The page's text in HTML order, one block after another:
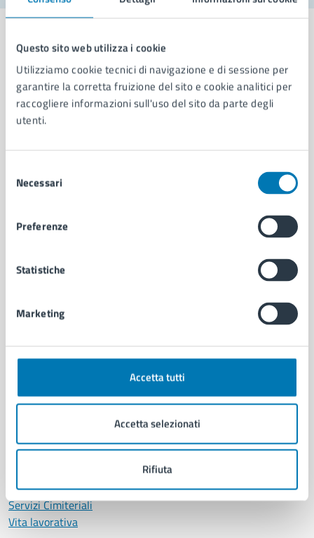
Questo sito web utilizza i cookie
Utilizziamo cookie tecnici di navigazione e di sessione per
garantire la corretta fruizione del sito e cookie analitici per
raccogliere informazioni sull'uso del sito da parte degli
utenti.
delNecessari
Preferenze
Statistiche
Marketing
Accetta tutti
Accetta selezionati
Rifiuta
Comune di Napoli
AMMINISTRAZIONE
Municipalità
Politici
Documenti e dati
Cultura e tempo libero
Documenti e certificati
Educazione e formazione
Giustizia e sicurezza pubblica
Salute, benessere e assistenza
Servizi Cimiteriali
Vita lavorativa